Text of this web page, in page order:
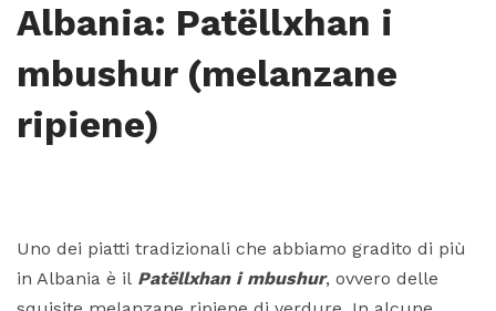
Albania: Patëllxhan i
mbushur (melanzane
ripiene)
Uno dei piatti tradizionali che abbiamo gradito di più
in Albania è il Patëllxhan i mbushur, ovvero delle